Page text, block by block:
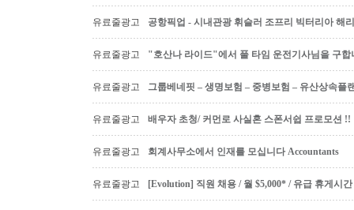
유료줄광고 공항픽업 - 시내관광 휘슬러 조프리 빅터리아 해
유료줄광고 "호산나 라이드"에서 풀 타임 운전기사님을 구합
유료줄광고 그룹베네핏 – 생명보험 – 중병보험 – 유산상속플
유료줄광고 배우자 초청/ 커먼로 사실혼 스폰서쉽 프로모션 !!
유료줄광고 회계사무소에서 인재를 모십니다 Accountants
유료줄광고 [Evolution] 직원 채용 / 월 $5,000* / 유급 휴게시